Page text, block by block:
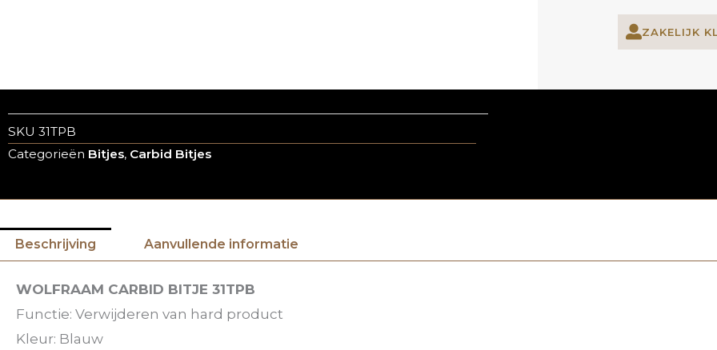
ZAKELIJK
SKU 31TPB
Categorieën Bitjes, Carbid Bitjes
Beschrijving Aanvullende informatie
WOLFRAAM CARBID BITJE 31TPB
Functie: Verwijderen van hard product
Kleur: Blauw